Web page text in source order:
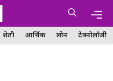
शेती आर्थिक लोन टेक्नोलॉजी